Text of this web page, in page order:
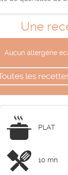
Une
Aucun allergène
les
PLAT
10 mn